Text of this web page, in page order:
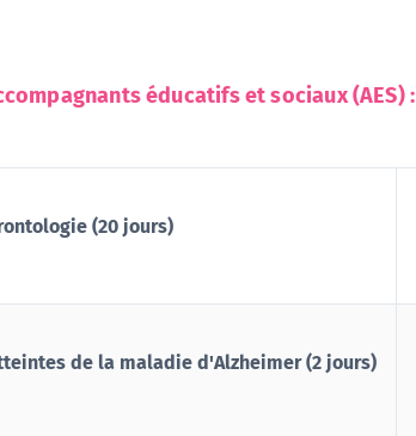
éducatifs et sociaux (AES) :
(20 jours)
de la maladie d'Alzheimer (2 jours)